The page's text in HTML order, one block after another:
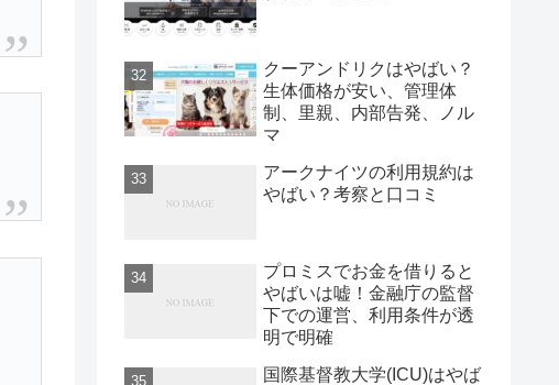
クーアンドリクはやばい？
生体価格が安い、管理体
制、里親、内部告発、ノル
マ
アークナイツの利用規約は
やばい？考察と口コミ
プロミスでお金を借りると
やばいは嘘！金融庁の監督
下での運営、利用条件が透
明で明確
国際基督教大学(ICU)はやば